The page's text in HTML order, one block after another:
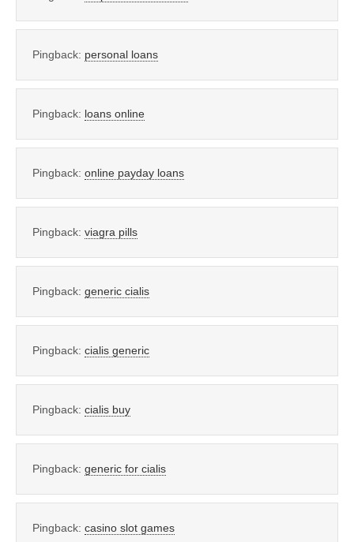
Pingback: personal loans
Pingback: loans online
Pingback: online payday loans
Pingback: viagra pills
Pingback: generic cialis
Pingback: cialis generic
Pingback: cialis buy
Pingback: generic for cialis
Pingback: casino slot games